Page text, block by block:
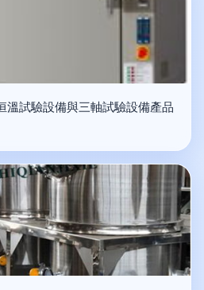
試驗設備與三軸試驗設備產品